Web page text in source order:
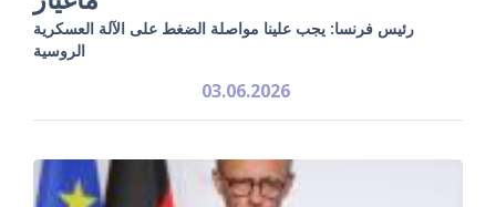
رئيس فرنسا: يجب علينا مواصلة الضغط على الآلة العسكرية
الروسية
03.06.2026